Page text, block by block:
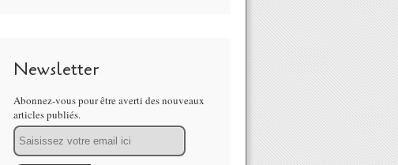
Newsletter
Abonnez-vous pour être averti des nouveaux
articles publiés.
Email